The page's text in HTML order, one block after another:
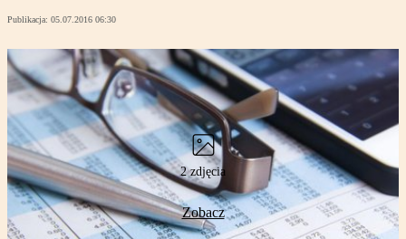
Publikacja: 05.07.2016 06:30
2 zdjęcia
Zobacz